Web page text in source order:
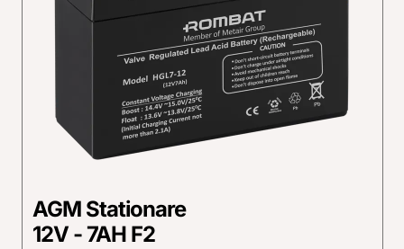
AGM Stationare
12V - 7AH F2